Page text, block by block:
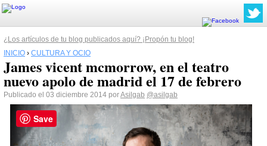
¿Los artículos de tu blog publicados aquí? ¡Propón tu blog!
INICIO › CULTURA Y OCIO
James vicent mcmorrow, en el teatro
nuevo apolo de madrid el 17 de febrero
Publicado el 03 diciembre 2014 porAsilgab @asilgab
Save